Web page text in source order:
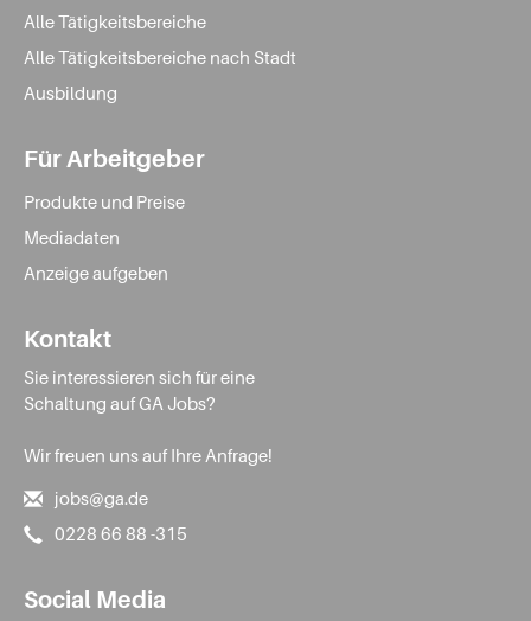
Alle Tätigkeitsbereiche
Alle Tätigkeitsbereiche nach Stadt
Ausbildung
Für Arbeitgeber
Produkte und Preise
Mediadaten
Anzeige aufgeben
Kontakt
Sie interessieren sich für eine
Schaltung auf GA Jobs?
Wir freuen uns auf Ihre Anfrage!
jobs@ga.de
0228 66 88 -315
Social Media